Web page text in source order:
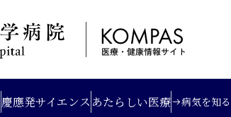
慶應発サイエンス あたらしい医療 病気を知る